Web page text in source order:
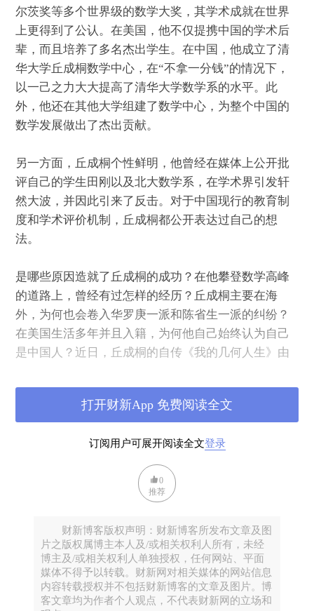
尔茨奖等多个世界级的数学大奖，其学术成就在世界
上更得到了公认。在美国，他不仅提携中国的学术后
辈，而且培养了多名杰出学生。在中国，他成立了清
华大学丘成桐数学中心，在“不拿一分钱”的情况下，
以一己之力大大提高了清华大学数学系的水平。此
外，他还在其他大学组建了数学中心，为整个中国的
数学发展做出了杰出贡献。
另一方面，丘成桐个性鲜明，他曾经在媒体上公开批
评自己的学生田刚以及北大数学系，在学术界引发轩
然大波，并因此引来了反击。对于中国现行的教育制
度和学术评价机制，丘成桐都公开表达过自己的想
法。
是哪些原因造就了丘成桐的成功？在他攀登数学高峰
的道路上，曾经有过怎样的经历？丘成桐主要在海
外，为何也会卷入华罗庚一派和陈省生一派的纠纷？
在美国生活多年并且入籍，为何他自己始终认为自己
是中国人？近日，丘成桐的自传《我的几何人生》由
经历：从广东蕉岭到香港，从香港到美国求学，从美
国再回归大陆，丘成桐有着深厚的家国情怀，并且以
就书中涉及的相关问题， 全现在/燕京书评采访了他。
订阅用户可展开阅读全文登录
打开财新App 免费阅读全文
0
推荐
财新博客版权声明：财新博客所发布文章及图
片之版权属博主本人及/或相关权利人所有，未经
博主及/或相关权利人单独授权，任何网站、平面
媒体不得予以转载。财新网对相关媒体的网站信息
内容转载授权并不包括财新博客的文章及图片。博
客文章均为作者个人观点，不代表财新网的立场和